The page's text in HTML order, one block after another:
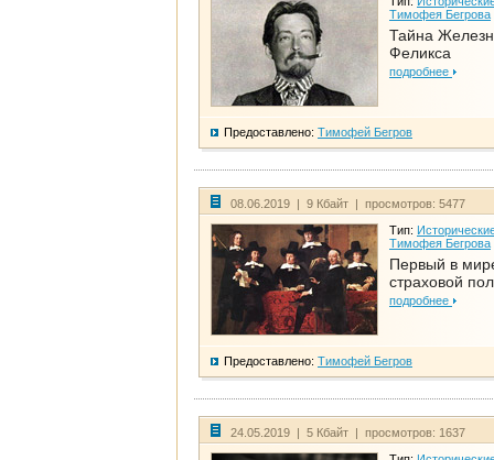
Тимофея Бегрова
Тайна
Феликса
подробнее
Предоставлено: Тимофей Бегров
08.06.2019 | 9 Кбайт | просмотров: 5477
Тип:
Тимофея Бегрова
Первый в
страховой
подробнее
Предоставлено: Тимофей Бегров
24.05.2019 | 5 Кбайт | просмотров: 1637